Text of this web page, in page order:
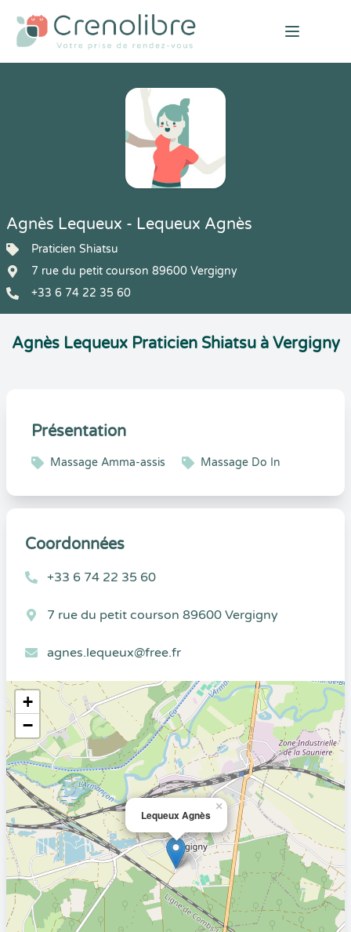
Open
Agnès Lequeux - Lequeux Agnès
Praticien Shiatsu
7 rue du petit courson 89600 Vergigny
+33 6 74 22 35 60
Agnès Lequeux Praticien Shiatsu à Vergigny
Présentation
Massage Amma-assis Massage Do In
Coordonnées
+33 6 74 22 35 60
7 rue du petit courson 89600 Vergigny
agnes.lequeux@free.fr
Lequeux Agnès
×
+
−